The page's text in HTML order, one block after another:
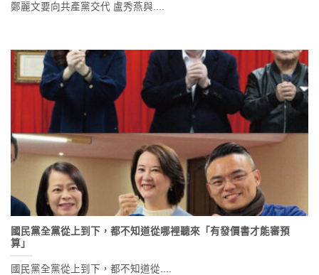
鄭麗文要向共產黨交代 盧秀燕與....
國民黨全黨從上到下，都不知道從哪裡聽來「有發價書才能審預
算」
國民黨全黨從上到下，都不知道從....